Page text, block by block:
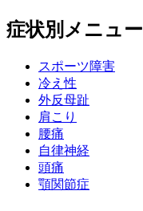
症状別メニュー
スポーツ障害
冷え性
外反母趾
肩こり
腰痛
自律神経
頭痛
顎関節症